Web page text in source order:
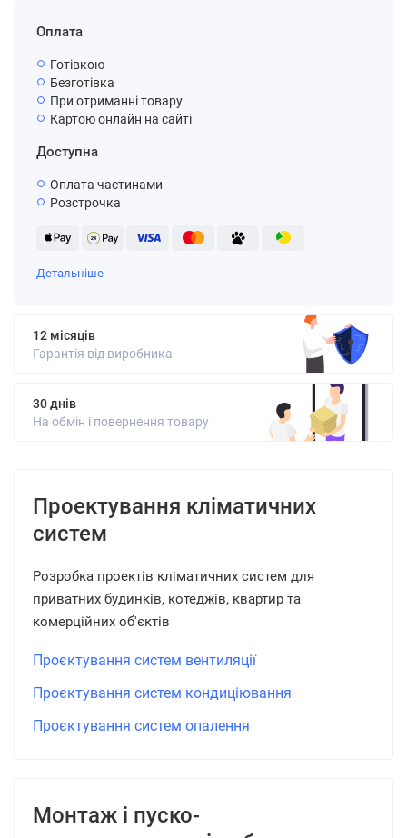
Оплата
Готівкою
Безготівка
При отриманні товару
Картою онлайн на сайті
Доступна
Оплата частинами
Розстрочка
Детальніше
12 місяців
Гарантія від виробника
30 днів
На обмін і повернення товару
Проектування кліматичних
систем
Розробка проектів кліматичних систем для
приватних будинків, котеджів, квартир та
комерційних об'єктів
Проєктування систем вентиляції
Проєктування систем кондиціювання
Проєктування систем опалення
Монтаж і пуско-